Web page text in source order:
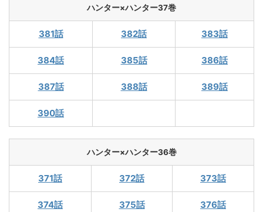
ハンター×ハンター37巻
381話 382話 383話
384話 385話 386話
387話 388話 389話
390話
ハンター×ハンター36巻
371話 372話 373話
374話 375話 376話